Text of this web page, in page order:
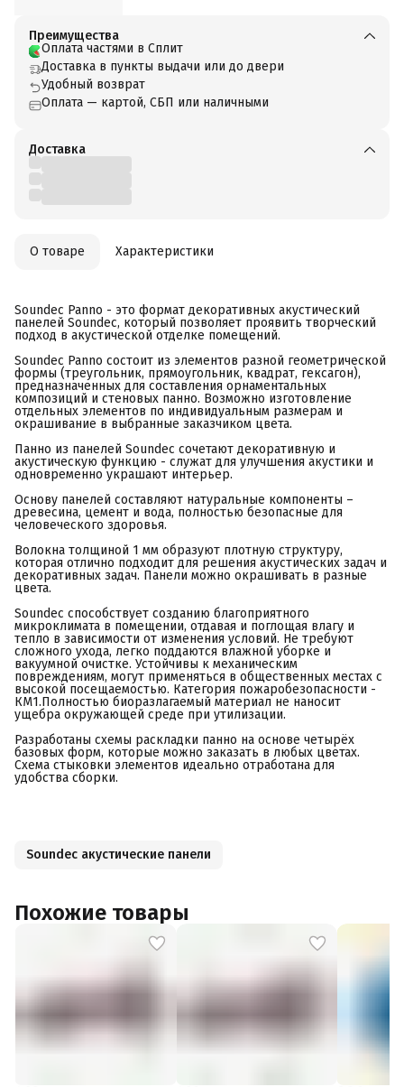
Преимущества
Оплата частями в Сплит
Доставка в пункты выдачи или до двери
Удобный возврат
Оплата — картой, СБП или наличными
Доставка
О товаре Характеристики
Soundec Panno - это формат декоративных акустический
панелей Soundec, который позволяет проявить творческий
подход в акустической отделке помещений.
Soundec Panno состоит из элементов разной геометрической
формы (треугольник, прямоугольник, квадрат, гексагон),
предназначенных для составления орнаментальных
композиций и стеновых панно. Возможно изготовление
отдельных элементов по индивидуальным размерам и
окрашивание в выбранные заказчиком цвета.
Панно из панелей Soundec сочетают декоративную и
акустическую функцию - служат для улучшения акустики и
одновременно украшают интерьер.
Основу панелей составляют натуральные компоненты –
древесина, цемент и вода, полностью безопасные для
человеческого здоровья.
Волокна толщиной 1 мм образуют плотную структуру,
которая отлично подходит для решения акустических задач и
декоративных задач. Панели можно окрашивать в разные
цвета.
Soundec способствует созданию благоприятного
микроклимата в помещении, отдавая и поглощая влагу и
тепло в зависимости от изменения условий. Не требуют
сложного ухода, легко поддаются влажной уборке и
вакуумной очистке. Устойчивы к механическим
повреждениям, могут применяться в общественных местах с
высокой посещаемостью. Категория пожаробезопасности -
КМ1.Полностью биоразлагаемый материал не наносит
ущебра окружающей среде при утилизации.
Разработаны схемы раскладки панно на основе четырёх
базовых форм, которые можно заказать в любых цветах.
Схема стыковки элементов идеально отработана для
удобства сборки.
Soundec акустические панели
Похожие товары